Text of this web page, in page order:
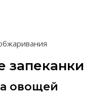
запеканки
овощей